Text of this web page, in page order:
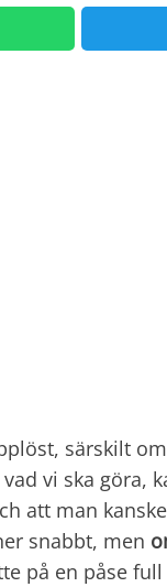
särskilt
vi ska göra,
att man
snabbt, men
på en påse